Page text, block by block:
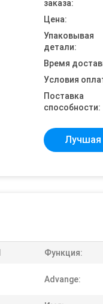
заказа:
Цена:
Упаковывая
детали:
Время
Условия
Поставка
способности:
Лучшая
Функция:
Advange: